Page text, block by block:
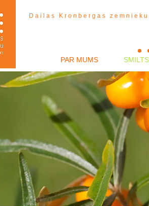
Dailas Kronbergas
PAR MUMS